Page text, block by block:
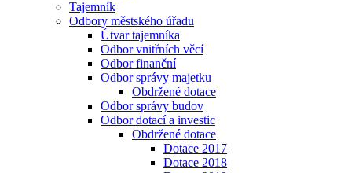
Tajemník
Odbory městského úřadu
Útvar tajemníka
Odbor vnitřních věcí
Odbor finanční
Odbor správy majetku
Obdržené dotace
Odbor správy budov
Odbor dotací a investic
Obdržené dotace
Dotace 2017
Dotace 2018